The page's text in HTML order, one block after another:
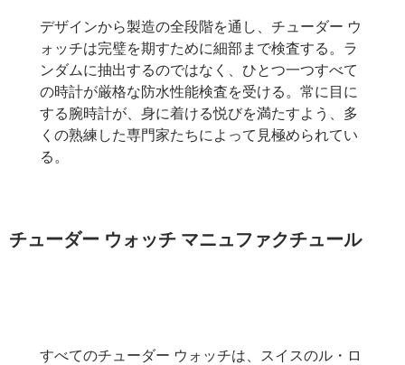
デザインから製造の全段階を通し、チューダー ウ
ォッチは完璧を期すために細部まで検査する。ラ
ンダムに抽出するのではなく、ひとつ一つすべて
の時計が厳格な防水性能検査を受ける。常に目に
する腕時計が、身に着ける悦びを満たすよう、多
くの熟練した専門家たちによって見極められてい
る。
チューダー ウォッチ マニュファクチュール
すべてのチューダー ウォッチは、スイスのル・ロ